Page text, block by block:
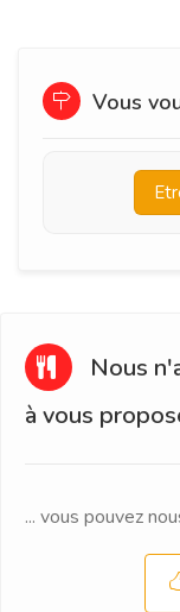
Vous
Nous
à vous
... vous pouvez